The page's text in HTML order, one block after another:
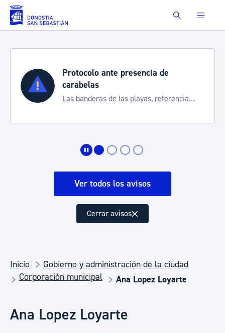
Saltar al contenido principal Buscar
Protocolo ante presencia de
carabelas
Las banderas de las playas, referencia
Ver todos los avisos
Cerrar avisos
Inicio
Gobierno y administración de la ciudad
Corporación municipal
Ana Lopez Loyarte
Ana Lopez Loyarte